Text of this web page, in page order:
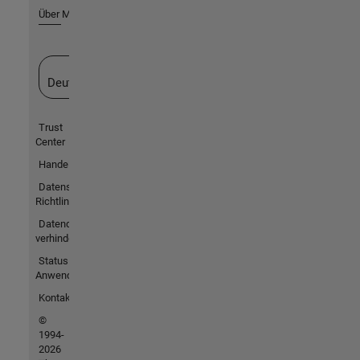
Über MathWorks
Deutschland
Trust
Center
Handelsmarken
Datenschutz-
Richtlinien
Datendiebstahl
verhindern
Status von
Anwendungen
Kontakt
©
1994-
2026